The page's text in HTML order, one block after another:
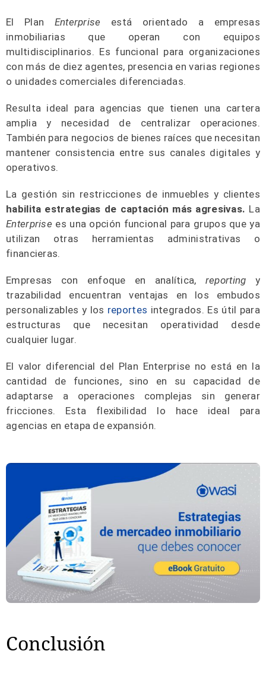
El Plan Enterprise está orientado a empresas
inmobiliarias que operan con equipos
multidisciplinarios. Es funcional para organizaciones
con más de diez agentes, presencia en varias regiones
o unidades comerciales diferenciadas.
Resulta ideal para agencias que tienen una cartera
amplia y necesidad de centralizar operaciones.
También para negocios de bienes raíces que necesitan
mantener consistencia entre sus canales digitales y
operativos.
La gestión sin restricciones de inmuebles y clientes
habilita estrategias de captación más agresivas. La
Enterprise es una opción funcional para grupos que ya
utilizan otras herramientas administrativas o
financieras.
Empresas con enfoque en analítica, reporting y
trazabilidad encuentran ventajas en los embudos
personalizables y los reportes integrados. Es útil para
estructuras que necesitan operatividad desde
cualquier lugar.
El valor diferencial del Plan Enterprise no está en la
cantidad de funciones, sino en su capacidad de
adaptarse a operaciones complejas sin generar
fricciones. Esta flexibilidad lo hace ideal para
agencias en etapa de expansión.
Conclusión